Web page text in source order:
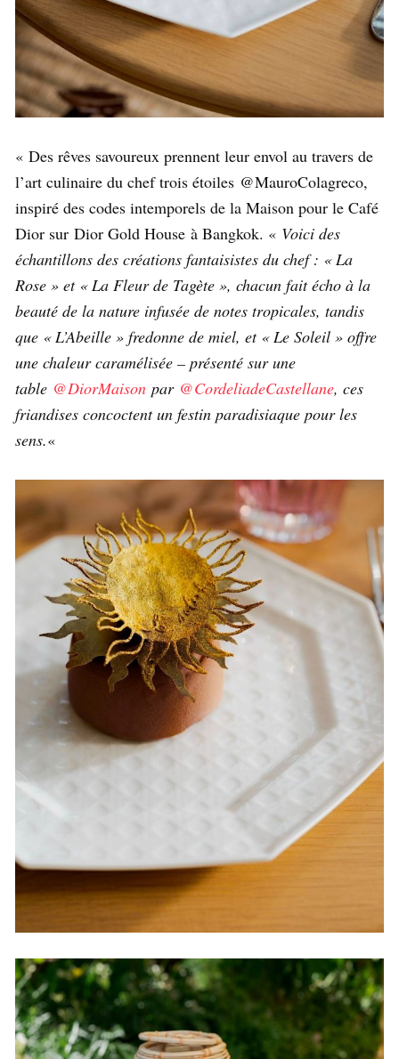
« Des rêves savoureux prennent leur envol au travers de
l’art culinaire du chef trois étoiles @MauroColagreco,
inspiré des codes intemporels de la Maison pour le Café
Dior sur Dior Gold House à Bangkok. « Voici des
échantillons des créations fantaisistes du chef : « La
Rose » et « La Fleur de Tagète », chacun fait écho à la
beauté de la nature infusée de notes tropicales, tandis
que « L’Abeille » fredonne de miel, et « Le Soleil » offre
une chaleur caramélisée – présenté sur une
table @DiorMaison par @CordeliadeCastellane, ces
friandises concoctent un festin paradisiaque pour les
sens.«